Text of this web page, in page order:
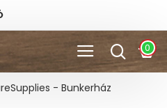
0
- Bunkerház